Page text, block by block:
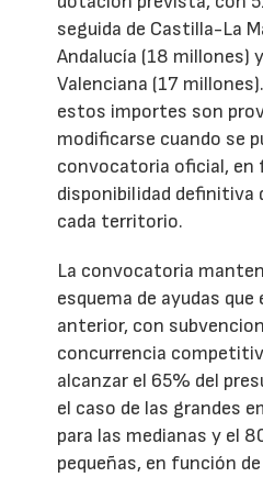
seguida de Castilla-La
Andalucía (18 millones)
Valenciana (17
estos importes son
modificarse cuando se
convocatoria oficial, en
disponibilidad definitiva
cada territorio.
La convocatoria
esquema de ayudas que
anterior, con
concurrencia
alcanzar el 65% del
el caso de las grandes
para las medianas y el
pequeñas, en función